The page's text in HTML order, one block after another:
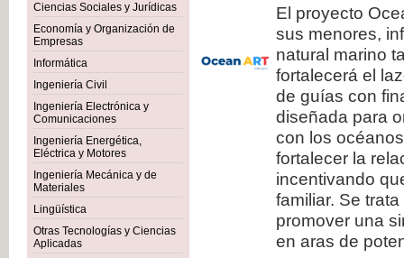
Ciencias Sociales y Jurídicas
Economía y Organización de
Empresas
Informática
Ingeniería Civil
Ingeniería Electrónica y
Comunicaciones
Ingeniería Energética,
Eléctrica y Motores
Ingeniería Mecánica y de
Materiales
Lingüística
Otras Tecnologías y Ciencias
Aplicadas
El proyecto
sus menores,
natural marino
fortalecerá el
de guías con
diseñada para
con los
fortalecer la
incentivando
familiar. Se
promover una
en aras de